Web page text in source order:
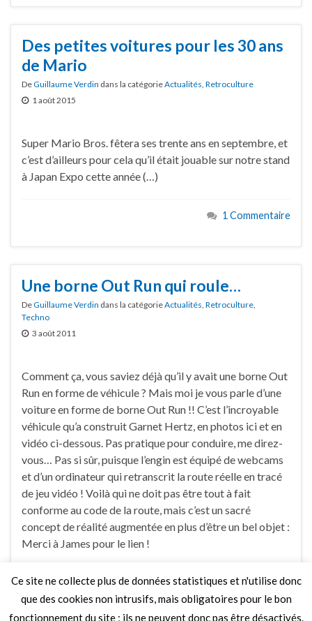
Des petites voitures pour les 30 ans
de Mario
DeGuillaume Verdin dans la catégorieActualités Retroculture
1 août 2015
Super Mario Bros. fêtera ses trente ans en septembre, et
c’est d’ailleurs pour cela qu’il était jouable sur notre stand
à Japan Expo cette année (…)
1 Commentaire
Une borne Out Run qui roule…
DeGuillaume Verdin dans la catégorieActualités, Retroculture,
Techno
3 août 2011
Comment ça, vous saviez déjà qu’il y avait une borne Out
Run en forme de véhicule ? Mais moi je vous parle d’une
voiture en forme de borne Out Run !! C’est l’incroyable
véhicule qu’a construit Garnet Hertz, en photos ici et en
vidéo ci-dessous. Pas pratique pour conduire, me direz-
vous… Pas si sûr, puisque l’engin est équipé de webcams
et d’un ordinateur qui retranscrit la route réelle en tracé
de jeu vidéo ! Voilà qui ne doit pas être tout à fait
conforme au code de la route, mais c’est un sacré
concept de réalité augmentée en plus d’être un bel objet :
Merci à James pour le lien !
Faire un commentaire
Ce site ne collecte plus de données statistiques et n'utilise donc
que des cookies non intrusifs, mais obligatoires pour le bon
fonctionnement du site ; ils ne peuvent donc pas être désactivés.